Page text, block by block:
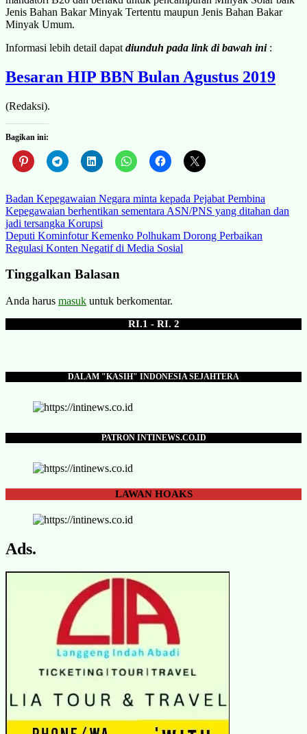
Jenis Bahan Bakar Minyak Tertentu maupun Jenis Bahan Bakar
Minyak Umum.
Informasi lebih detail dapat diunduh pada link di bawah ini :
Besaran HIP BBN Bulan Agustus 2019
(Redaksi).
Bagikan ini:
Navigasi
pos
Badan Kepegawaian Negara minta kepada Pejabat Pembina
Kepegawaian berhentikan sementara ASN/PNS yang ditahan dan
jadi tersangka Korupsi
Deputi Kominfotur Kemenko Polhukam Dorong Perbaikan
Regulasi Konten Negatif di Media Sosial
Tinggalkan Balasan
Anda harus masuk untuk berkomentar.
RI.1 - RI. 2
DALAM "KASIH" INDONESIA SEJAHTERA
PATRON INTINEWS.CO.ID
LAWANHOAKS
Ads.